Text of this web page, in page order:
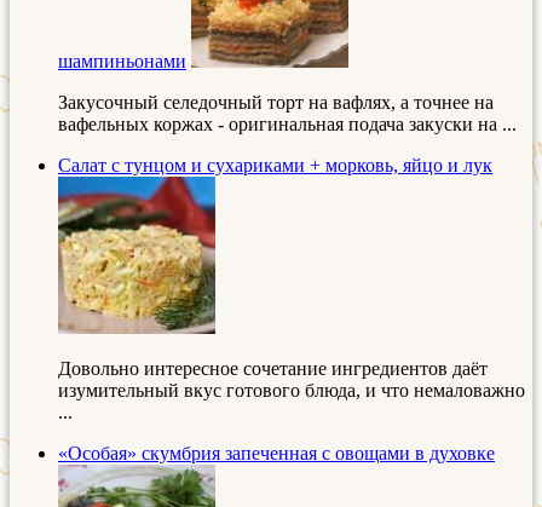
шампиньонами
Закусочный селедочный торт на вафлях, а точнее на
вафельных коржах - оригинальная подача закуски на ...
Салат с тунцом и сухариками + морковь, яйцо и лук
Довольно интересное сочетание ингредиентов даёт
изумительный вкус готового блюда, и что немаловажно
...
«Особая» скумбрия запеченная с овощами в духовке